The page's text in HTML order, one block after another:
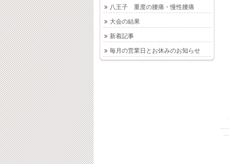
八王子 重度の腰痛・慢性腰痛
大会の結果
新着記事
毎月の営業日とお休みのお知らせ